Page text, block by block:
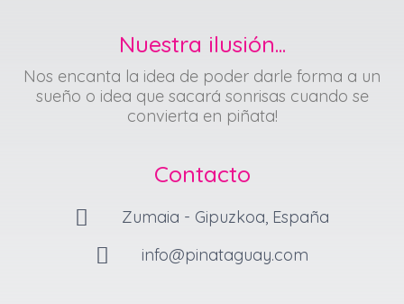
Nuestra ilusión...
Nos encanta la idea de poder darle forma a un
sueño o idea que sacará sonrisas cuando se
convierta en piñata!
Contacto
Zumaia - Gipuzkoa, España
info@pinataguay.com